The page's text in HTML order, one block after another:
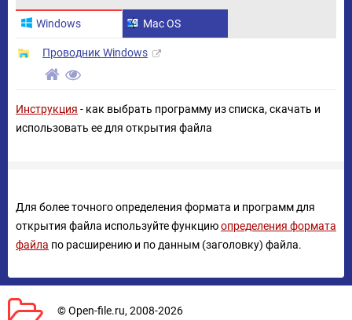
Windows Mac OS
Проводник Windows
Инструкция - как выбрать программу из списка, скачать и
использовать ее для открытия файла
Для более точного определения формата и программ для
открытия файла используйте функциюопределения формата
файла по расширению и по данным (заголовку) файла.
© Open-file.ru, 2008-2026